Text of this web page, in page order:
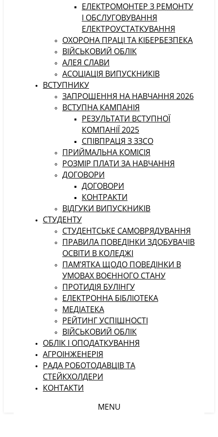
ЕЛЕКТРОМОНТЕР З РЕМОНТУ
І ОБСЛУГОВУВАННЯ
ЕЛЕКТРОУСТАТКУВАННЯ
ОХОРОНА ПРАЦІ ТА КІБЕРБЕЗПЕКА
ВІЙСЬКОВИЙ ОБЛІК
АЛЕЯ СЛАВИ
АСОЦІАЦІЯ ВИПУСКНИКІВ
ВСТУПНИКУ
ЗАПРОШЕННЯ НА НАВЧАННЯ 2026
ВСТУПНА КАМПАНІЯ
РЕЗУЛЬТАТИ ВСТУПНОЇ
КОМПАНІЇ 2025
СПІВПРАЦЯ З ЗЗСО
ПРИЙМАЛЬНА КОМІСІЯ
РОЗМІР ПЛАТИ ЗА НАВЧАННЯ
ДОГОВОРИ
ДОГОВОРИ
КОНТРАКТИ
ВІДГУКИ ВИПУСКНИКІВ
СТУДЕНТУ
CТУДЕНТСЬКЕ САМОВРЯДУВАННЯ
ПРАВИЛА ПОВЕДІНКИ ЗДОБУВАЧІВ
ОСВІТИ В КОЛЕДЖІ
ПАМ’ЯТКА ЩОДО ПОВЕДІНКИ В
УМОВАХ ВОЄННОГО СТАНУ
ПРОТИДІЯ БУЛІНГУ
ЕЛЕКТРОННА БІБЛІОТЕКА
МЕДІАТЕКА
РЕЙТИНГ УСПІШНОСТІ
ВІЙСЬКОВИЙ ОБЛІК
ОБЛІК І ОПОДАТКУВАННЯ
АГРОІНЖЕНЕРІЯ
РАДА РОБОТОДАВЦІВ ТА
СТЕЙКХОЛДЕРИ
КОНТАКТИ
MENU